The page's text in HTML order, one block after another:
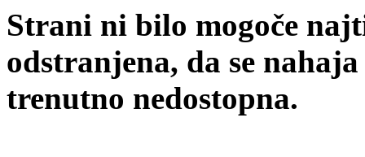
Strani ni bilo mogoče
odstranjena, da se
trenutno nedostopna.